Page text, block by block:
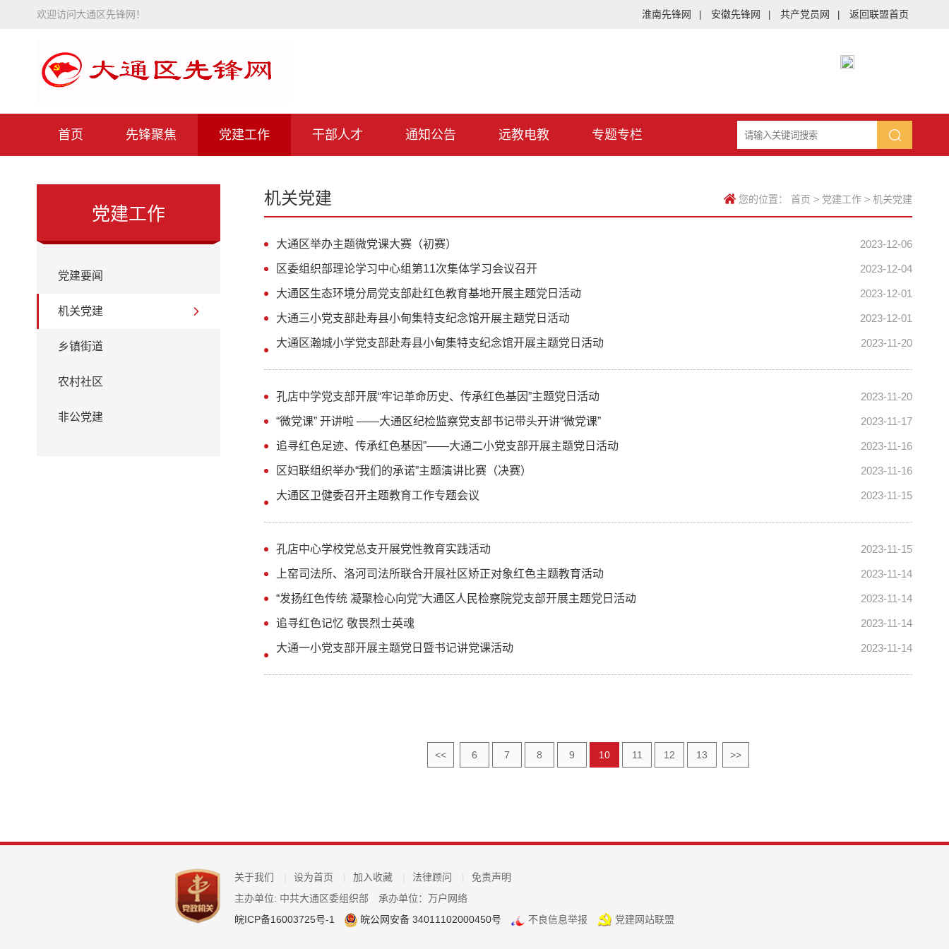
欢迎访问大通区先锋网！ 淮南先锋网 安徽先锋网 共产党员网 返回联盟首页
首页 先锋聚焦 党建工作 干部人才 通知公告 远教电教 专题专栏
党建工作
党建要闻
机关党建
乡镇街道
农村社区
非公党建
机关党建 您的位置： 首页 > 党建工作 > 机关党建
大通区举办主题微党课大赛（初赛） 2023-12-06
区委组织部理论学习中心组第11次集体学习会议召开 2023-12-04
大通区生态环境分局党支部赴红色教育基地开展主题党日活动 2023-12-01
大通三小党支部赴寿县小甸集特支纪念馆开展主题党日活动 2023-12-01
大通区瀚城小学党支部赴寿县小甸集特支纪念馆开展主题党日活动 2023-11-20
孔店中学党支部开展“牢记革命历史、传承红色基因”主题党日活动 2023-11-20
“微党课” 开讲啦 ——大通区纪检监察党支部书记带头开讲“微党课” 2023-11-17
追寻红色足迹、传承红色基因”——大通二小党支部开展主题党日活动 2023-11-16
区妇联组织举办“我们的承诺”主题演讲比赛（决赛） 2023-11-16
大通区卫健委召开主题教育工作专题会议 2023-11-15
孔店中心学校党总支开展党性教育实践活动 2023-11-15
上窑司法所、洛河司法所联合开展社区矫正对象红色主题教育活动 2023-11-14
“发扬红色传统 凝聚检心向党”大通区人民检察院党支部开展主题党日活动 2023-11-14
追寻红色记忆 敬畏烈士英魂 2023-11-14
大通一小党支部开展主题党日暨书记讲党课活动 2023-11-14
<< 6 7 8 9 10 11 12 13 >>
关于我们 设为首页 加入收藏 法律顾问
免责声明
主办单位: 中共大通区委组织部
承办单位：万户网络
皖ICP备16003725号-1
皖公网安备 34011102000450号 不良信息举报 党建网站联盟